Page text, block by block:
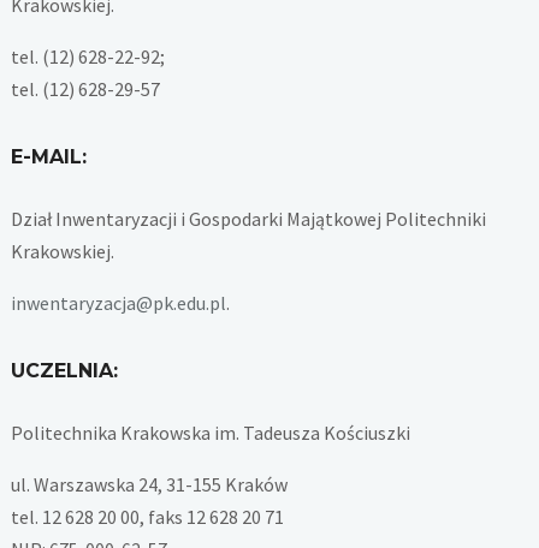
tel. (12) 628-22-92;
tel. (12) 628-29-57
E-MAIL:
Dział Inwentaryzacji i Gospodarki Majątkowej Politechniki
Krakowskiej.
inwentaryzacja@pk.edu.pl.
UCZELNIA:
Politechnika Krakowska im. Tadeusza Kościuszki
ul. Warszawska 24, 31-155 Kraków
tel. 12 628 20 00, faks 12 628 20 71